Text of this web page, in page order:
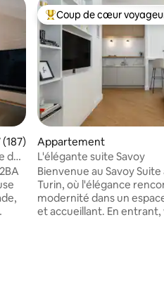
moyenne sur la base de 187
de
Coups de cœur
Coup de cœur
Appartement
L'élégante suite Savoy
Bienvenue au Savoy
Turin, où l'élégance
modernité dans un
et accueillant. En entrant,